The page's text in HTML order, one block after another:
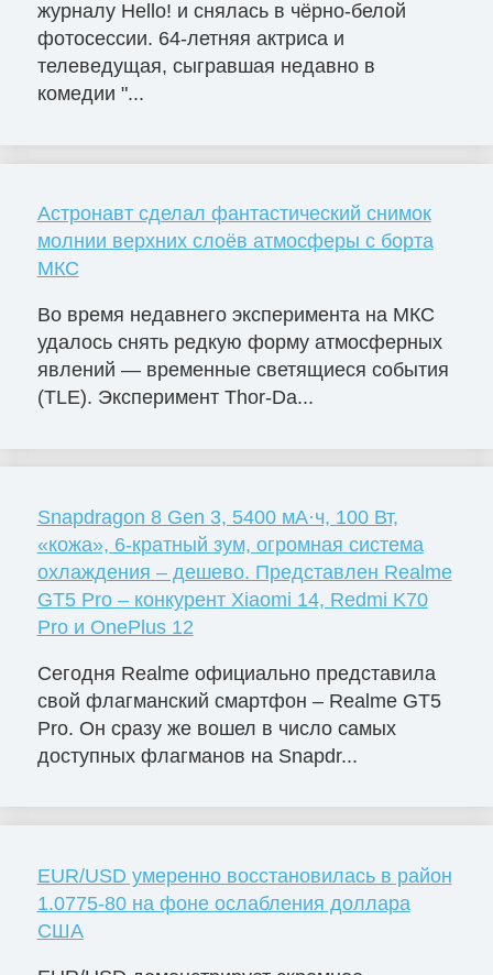
журналу Hello! и снялась в чёрно-белой
фотосессии. 64-летняя актриса и
телеведущая, сыгравшая недавно в
комедии "...
Астронавт сделал фантастический снимок
молнии верхних слоёв атмосферы с борта
МКС
Во время недавнего эксперимента на МКС
удалось снять редкую форму атмосферных
явлений — временные светящиеся события
(TLE). Эксперимент Thor-Da...
Snapdragon 8 Gen 3, 5400 мА·ч, 100 Вт,
«кожа», 6-кратный зум, огромная система
охлаждения – дешево. Представлен Realme
GT5 Pro – конкурент Xiaomi 14, Redmi K70
Pro и OnePlus 12
Сегодня Realme официально представила
свой флагманский смартфон – Realme GT5
Pro. Он сразу же вошел в число самых
доступных флагманов на Snapdr...
EUR/USD умеренно восстановилась в район
1.0775-80 на фоне ослабления доллара
США